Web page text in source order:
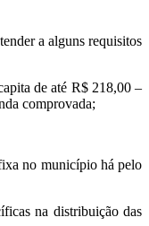
a alguns requisitos
até R$ 218,00 –
comprovada;
município há pelo
na distribuição das